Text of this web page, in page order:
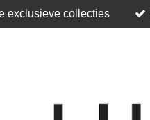
exclusieve collecties